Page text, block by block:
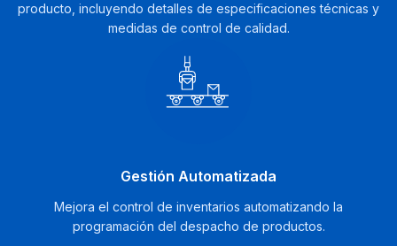
producto, incluyendo detalles de especificaciones técnicas y
medidas de control de calidad.
Gestión Automatizada
Mejora el control de inventarios automatizando la
programación del despacho de productos.